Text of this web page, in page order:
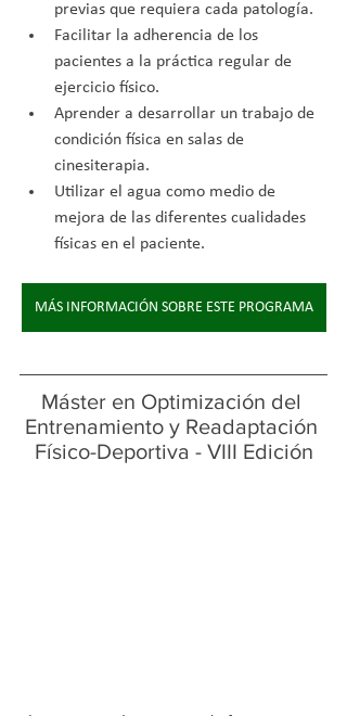
previas que requiera cada patología.
Facilitar la adherencia de los
pacientes a la práctica regular de
ejercicio físico.
Aprender a desarrollar un trabajo de
condición física en salas de
cinesiterapia.
Utilizar el agua como medio de
mejora de las diferentes cualidades
físicas en el paciente.
MÁS INFORMACIÓN SOBRE ESTE PROGRAMA
Máster en Optimización del
Entrenamiento y Readaptación
Físico-Deportiva - VIII Edición